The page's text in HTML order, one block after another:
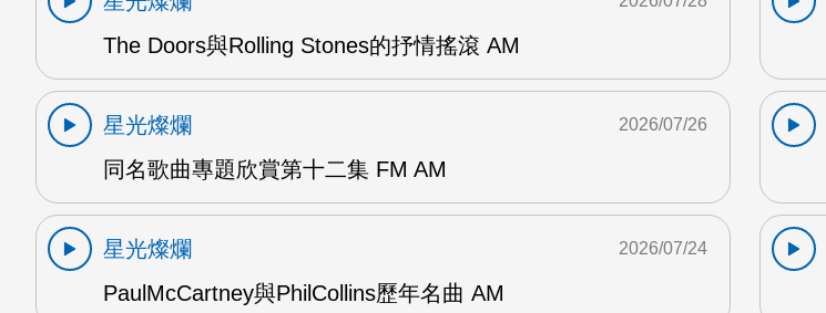
The Doors與Rolling Stones的抒情搖滾 AM
星光燦爛
同名歌曲專題欣賞第十二集 FM AM
2026/07/26
星光燦爛
PaulMcCartney與PhilCollins歷年名曲 AM
2026/07/24